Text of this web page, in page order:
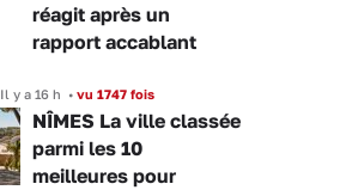
réagit après un
rapport accablant
Il y a 16 h • vu 1747 fois
NÎMES La ville classée
parmi les 10
meilleures pour